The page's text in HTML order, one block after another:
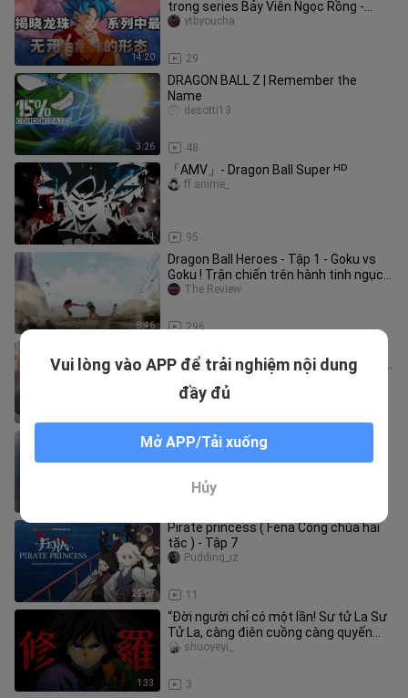
14:20
trong series Bảy Viên Ngọc Rồng -
Carthu's Dojo
29
ytbyoucha
3:26
DRAGON BALL Z | Remember the
Name
48
desotti13
2:41
「AMV」- Dragon Ball Super ᴴᴰ
95
ff anime_
8:46
Dragon Ball Heroes - Tập 1 - Goku vs
Goku ! Trận chiến trên hành tinh ngục
tù
296
The Review
Masterlise Dragon Ball Heroes Vegito
Cùng nhau phì phèo điếu thuốc ở sau
22:07
Pirate princess ( Fena Công chúa hải
tặc ) - Tập 7
11
Pudding_iz
1:33
“Đời người chỉ có một lần! Sư tử La Sư
Tử La, càng điên cuồng càng quyến
rũ”【MAD Nghĩa Dũng vs Yoris
3
shuoyeyi_
Vui lòng vào APP để trải nghiệm nội dung
đầy đủ
Mở APP/Tải xuống
Hủy